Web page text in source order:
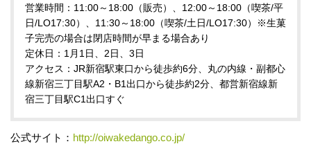
営業時間：11:00～18:00（販売）、12:00～18:00（喫茶/平
日/LO17:30）、11:30～18:00（喫茶/土日/LO17:30）※生菓
子完売の場合は閉店時間が早まる場合あり
定休日：1月1日、2日、3日
アクセス：JR新宿駅東口から徒歩約6分、丸の内線・副都心
線新宿三丁目駅A2・B1出口から徒歩約2分、都営新宿線新
宿三丁目駅C1出口すぐ
公式サイト： http://oiwakedango.co.jp/